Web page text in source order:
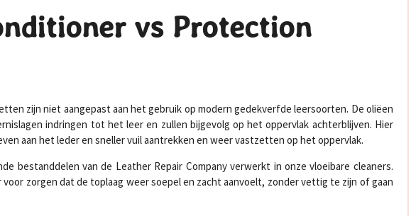
vs Protection
zijn niet aangepast aan het gebruik op modern gedekverfde leersoorten. De oliëen
indringen tot het leer en zullen bijgevolg op het oppervlak achterblijven. Hier
aan het leder en sneller vuil aantrekken en weer vastzetten op het oppervlak.
bestanddelen van de Leather Repair Company verwerkt in onze vloeibare cleaners.
zorgen dat de toplaag weer soepel en zacht aanvoelt, zonder vettig te zijn of gaan